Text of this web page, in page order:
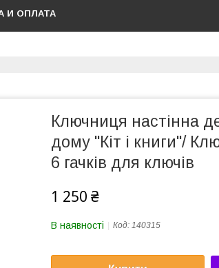
И ОПЛАТА
Ключниця настінна
дому "Кіт і книги"/
6 гачків для ключів
1 250 ₴
В наявності Код: 140315